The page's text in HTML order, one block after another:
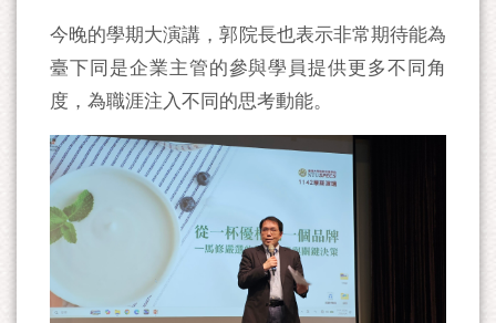
今晚的學期大演講，郭院長也表示非常期待能為
臺下同是企業主管的參與學員提供更多不同角
度，為職涯注入不同的思考動能。